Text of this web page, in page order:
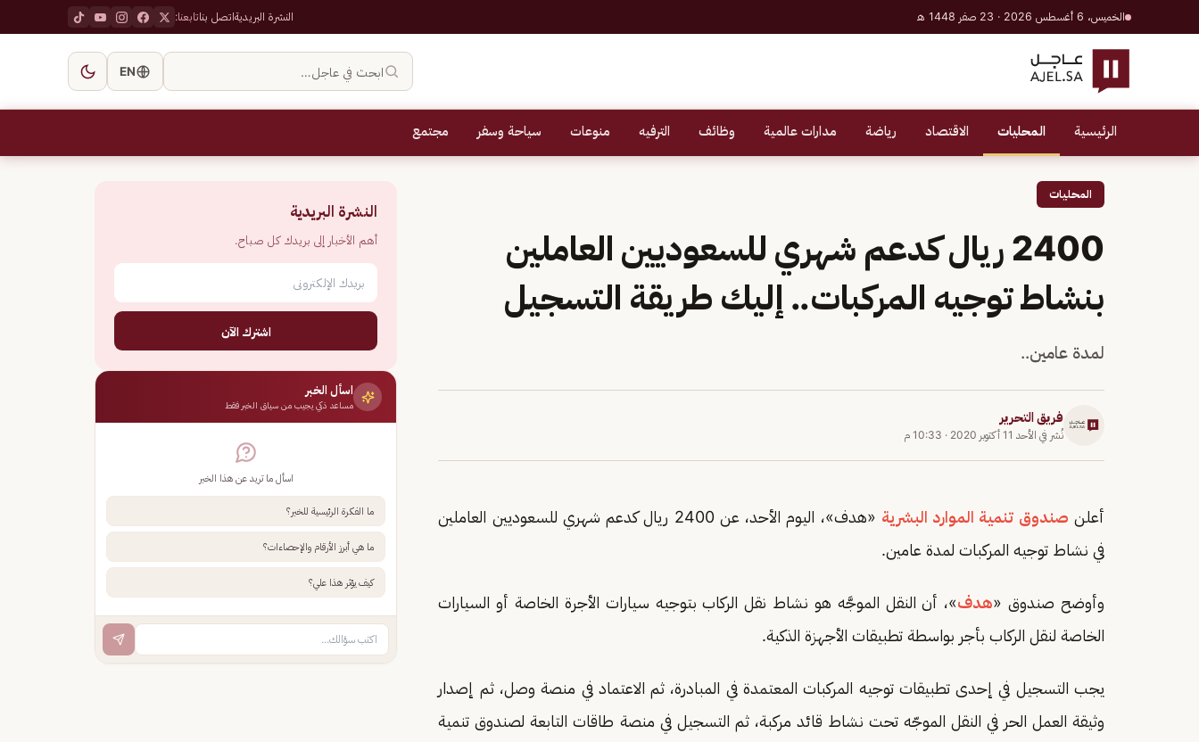
الخميس، 6 أغسطس 2026 · 23 صفر 1448 هـ النشرة البريديةاتصل بناتابعنا:
ابحث في عاجل… EN
الرئيسية المحليات الاقتصاد رياضة مدارات عالمية وظائف الترفيه منوعات سياحة وسفر مجتمع
المحليات
2400 ريال كدعم شهري للسعوديين العاملين
بنشاط توجيه المركبات.. إليك طريقة التسجيل
لمدة عامين..
فريق التحرير
نُشر في الأحد 11 أكتوبر 2020 · 10:33 م
أعلن صندوق تنمية الموارد البشرية
«هدف»، اليوم الأحد، عن 2400 ريال كدعم شهري للسعوديين العاملين
في نشاط توجيه المركبات لمدة عامين.
وأوضح صندوق «هدف»، أن النقل الموجَّه هو نشاط نقل الركاب بتوجيه سيارات الأجرة الخاصة أو السيارات
الخاصة لنقل الركاب بأجر بواسطة تطبيقات الأجهزة الذكية.
يجب التسجيل في إحدى تطبيقات توجيه المركبات المعتمدة في المبادرة، ثم الاعتماد في منصة وصل، ثم إصدار
وثيقة العمل الحر في النقل الموجّه تحت نشاط قائد مركبة، ثم التسجيل في منصة طاقات التابعة لصندوق تنمية
النشرة البريدية
أهم الأخبار إلى بريدك كل صباح.
اشترك الآن
اسأل الخبر
مساعد ذكي يجيب من سياق الخبر فقط
اسأل ما تريد عن هذا الخبر
ما الفكرة الرئيسية للخبر؟
ما هي أبرز الأرقام والإحصاءات؟
كيف يؤثر هذا علي؟